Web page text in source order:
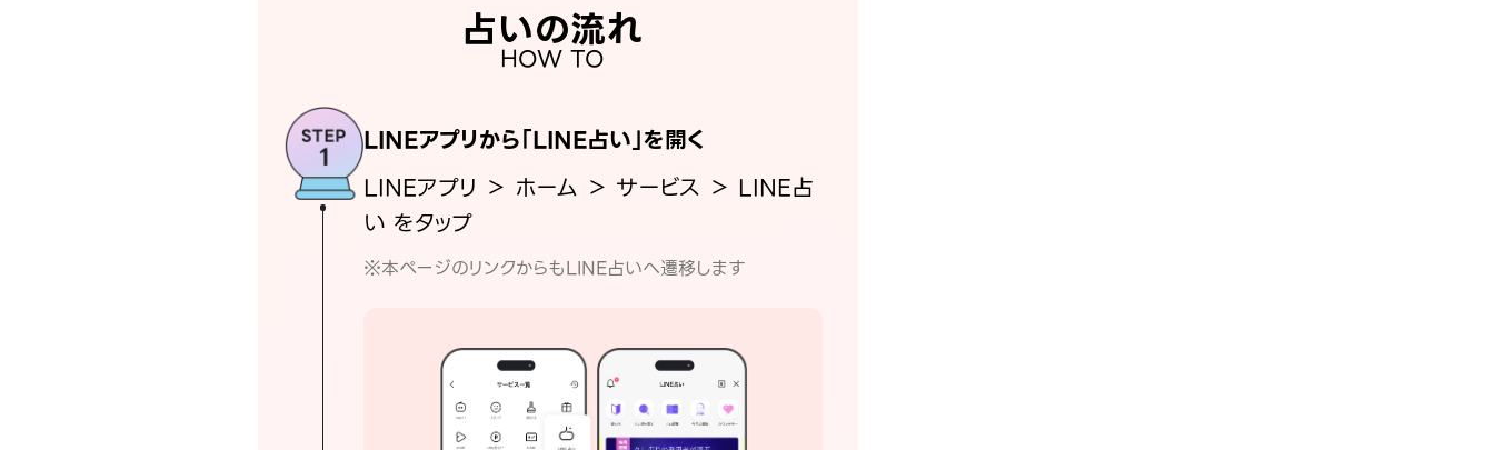
占いの流れ
HOW TO
LINEアプリから「LINE占い」を開く
LINEアプリ ＞ ホーム ＞ サービス ＞ LINE占
い をタップ
※本ページのリンクからもLINE占いへ遷移します